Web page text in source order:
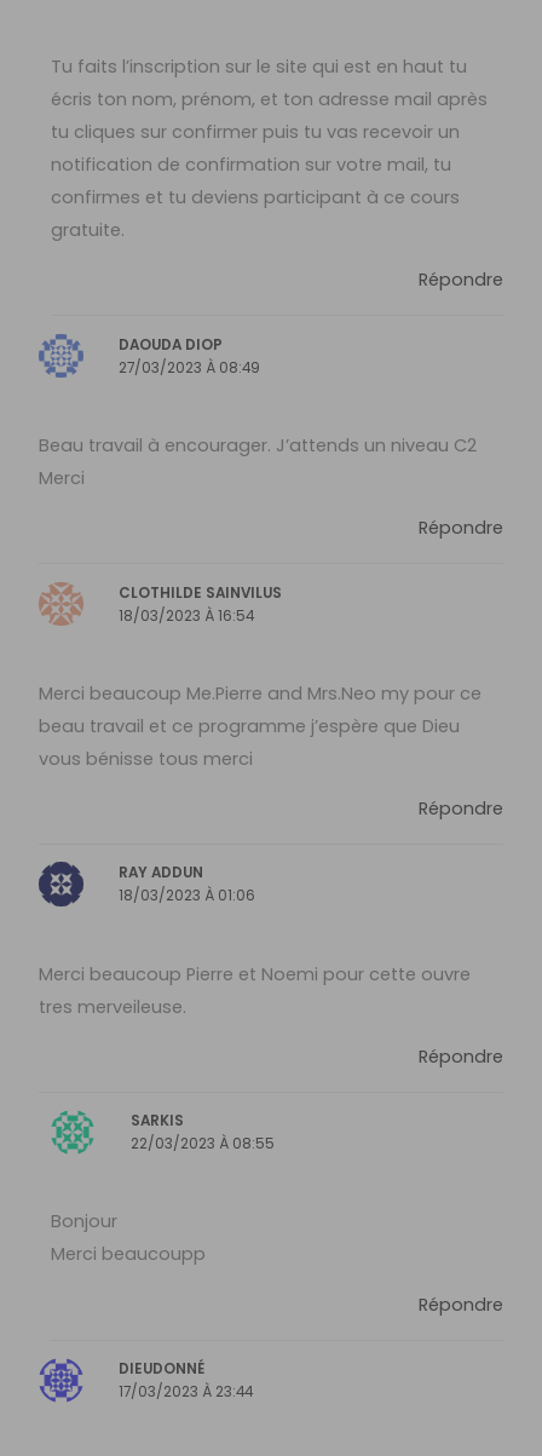
Tu faits l’inscription sur le site qui est en haut tu
écris ton nom, prénom, et ton adresse mail après
tu cliques sur confirmer puis tu vas recevoir un
notification de confirmation sur votre mail, tu
confirmes et tu deviens participant à ce cours
gratuite.
Répondre
DAOUDA DIOP
27/03/2023 À 08:49
Beau travail à encourager. J’attends un niveau C2
Merci
Répondre
CLOTHILDE SAINVILUS
18/03/2023 À 16:54
Merci beaucoup Me.Pierre and Mrs.Neo my pour ce
beau travail et ce programme j’espère que Dieu
vous bénisse tous merci
Répondre
RAY ADDUN
18/03/2023 À 01:06
Merci beaucoup Pierre et Noemi pour cette ouvre
tres merveileuse.
Répondre
SARKIS
22/03/2023 À 08:55
Bonjour
Merci beaucoupp
Répondre
DIEUDONNÉ
17/03/2023 À 23:44